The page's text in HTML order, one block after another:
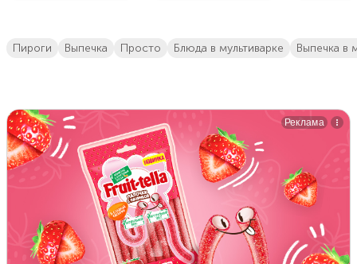
пироги выпечка просто блюда в мультиварке выпечка в